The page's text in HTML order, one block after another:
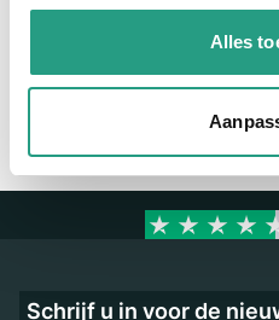
Alles
Schrijf u in voor de